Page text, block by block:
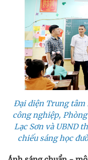
Đại diện Trung tâm
công nghiệp,
Lạc Sơn và UBND
chiếu sáng học